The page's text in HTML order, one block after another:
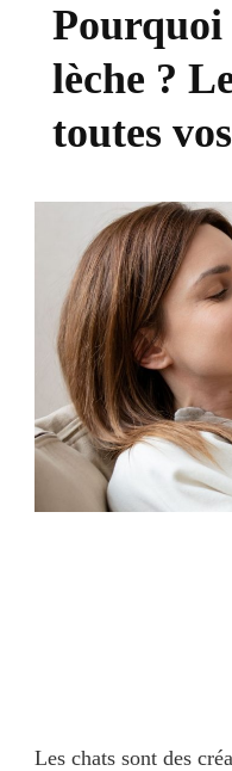
Pourquoi
lèche ?
toutes
Les chats sont des